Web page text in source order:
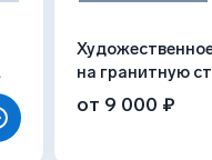
на гранитную
ВХО-016
от 9 000 ₽